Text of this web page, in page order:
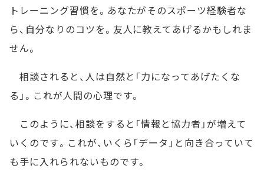
トレーニング習慣を。あなたがそのスポーツ経験者な
ら、自分なりのコツを。友人に教えてあげるかもしれま
せん。
相談されると、人は自然と「力になってあげたくな
る」。これが人間の心理です。
このように、相談をすると「情報と協力者」が増えて
いくのです。これが、いくら「データ」と向き合っていて
も手に入れられないものです。